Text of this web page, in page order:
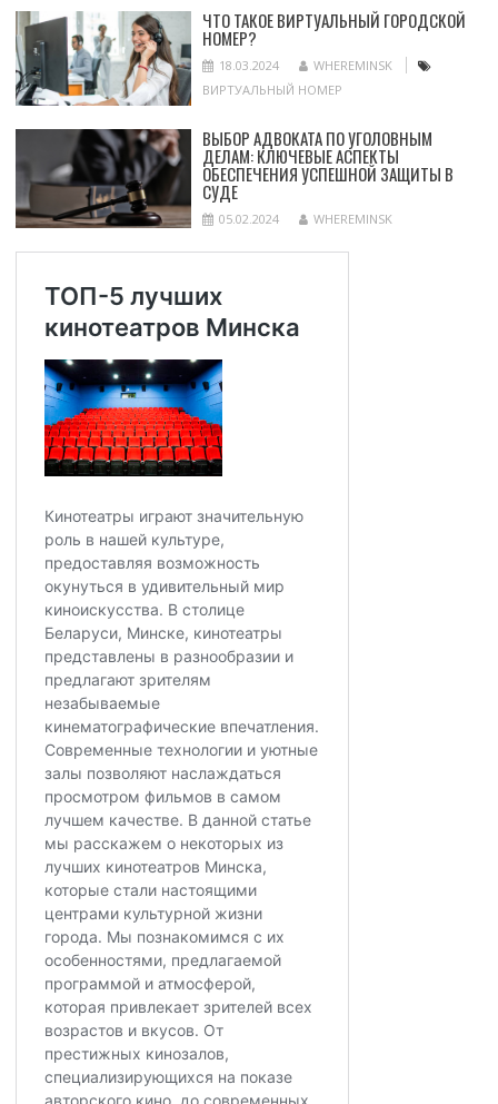
ЧТО ТАКОЕ ВИРТУАЛЬНЫЙ ГОРОДСКОЙ
НОМЕР?
18.03.2024
WHEREMINSK
ВИРТУАЛЬНЫЙ НОМЕР
ВЫБОР АДВОКАТА ПО УГОЛОВНЫМ
ДЕЛАМ: КЛЮЧЕВЫЕ АСПЕКТЫ
ОБЕСПЕЧЕНИЯ УСПЕШНОЙ ЗАЩИТЫ В
СУДЕ
05.02.2024 WHEREMINSK